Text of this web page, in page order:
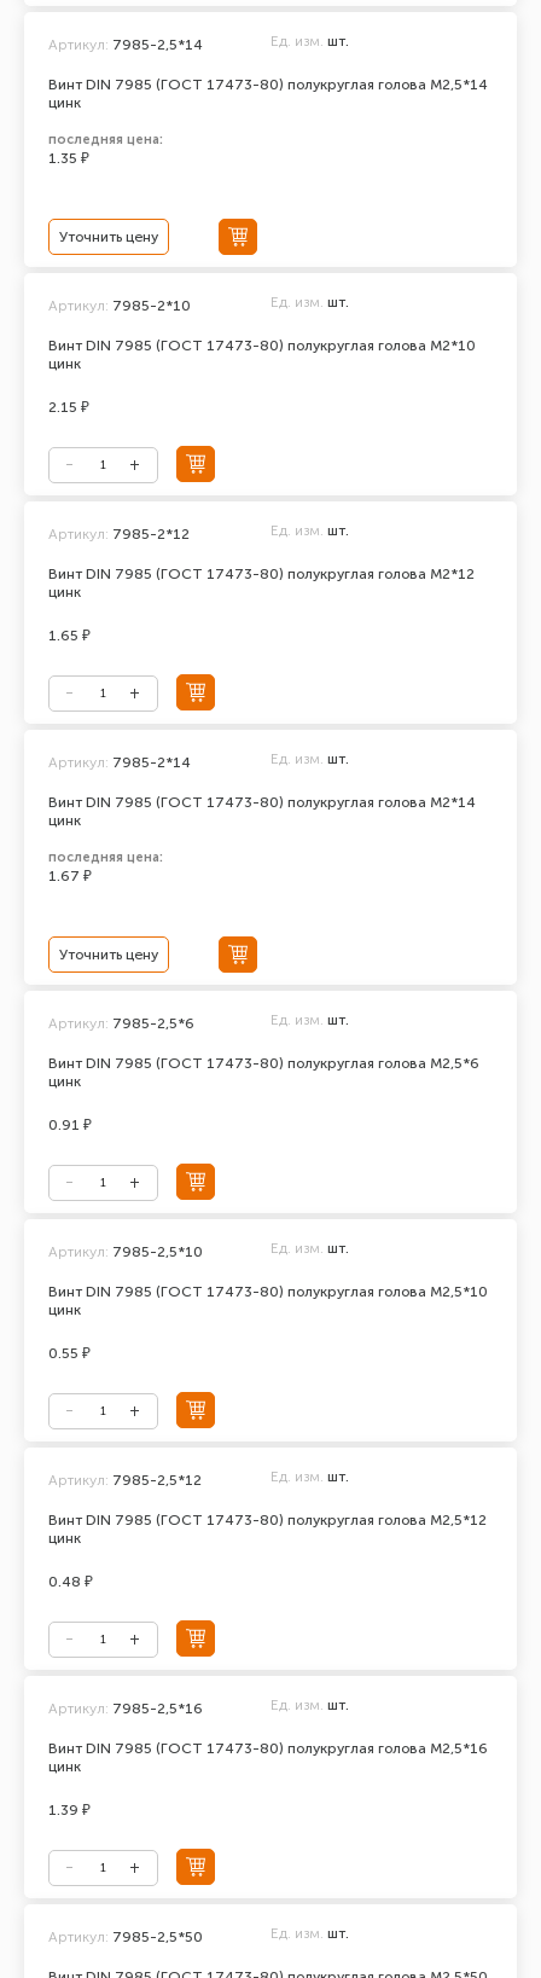
Винт DIN 7985 (ГОСТ 17473-80) полукруглая голова М2,5*14
цинк
Артикул: 7985-2,5*14 Ед. изм. шт.
последняя цена:
1.35 ₽
Уточнить цену
Винт DIN 7985 (ГОСТ 17473-80) полукруглая голова М2*10
цинк
Артикул: 7985-2*10 Ед. изм. шт.
2.15 ₽
Винт DIN 7985 (ГОСТ 17473-80) полукруглая голова М2*12
цинк
Артикул: 7985-2*12 Ед. изм. шт.
1.65 ₽
Винт DIN 7985 (ГОСТ 17473-80) полукруглая голова М2*14
цинк
Артикул: 7985-2*14 Ед. изм. шт.
последняя цена:
1.67 ₽
Уточнить цену
Винт DIN 7985 (ГОСТ 17473-80) полукруглая голова М2,5*6
цинк
Артикул: 7985-2,5*6 Ед. изм. шт.
0.91 ₽
Винт DIN 7985 (ГОСТ 17473-80) полукруглая голова М2,5*10
цинк
Артикул: 7985-2,5*10 Ед. изм. шт.
0.55 ₽
Винт DIN 7985 (ГОСТ 17473-80) полукруглая голова М2,5*12
цинк
Артикул: 7985-2,5*12 Ед. изм. шт.
0.48 ₽
Винт DIN 7985 (ГОСТ 17473-80) полукруглая голова М2,5*16
цинк
Артикул: 7985-2,5*16 Ед. изм. шт.
1.39 ₽
Артикул: 7985-2,5*50 Ед. изм. шт.